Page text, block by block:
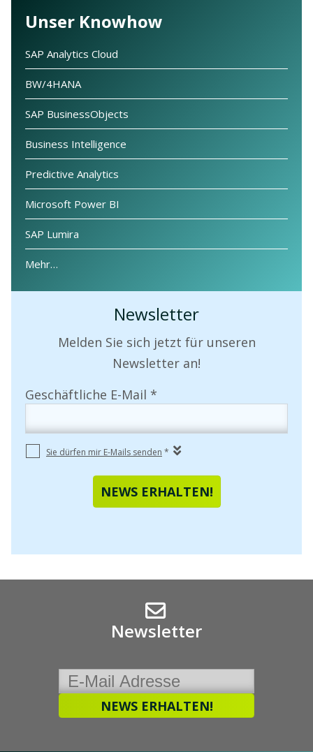
Unser Knowhow
SAP Analytics Cloud
BW/4HANA
SAP BusinessObjects
Business Intelligence
Predictive Analytics
Microsoft Power BI
SAP Lumira
Mehr…
Newsletter
Melden Sie sich jetzt für unseren
Newsletter an!
Newsletter